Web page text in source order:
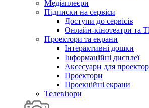
Медіаплеєри
Підписки на сервіси
Доступи до сервісів
Онлайн-кінотеатри та
Проектори та екрани
Інтерактивні дошки
Інформаційні дисплеї
Аксесуари для
Проектори
Проекційні екрани
Телевізори